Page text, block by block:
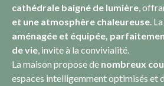
cathédrale baigné de lumière,
et une atmosphère chaleureuse. La
aménagée et équipée,
de vie, invite à la convivialité.
La maison propose de nombreux
espaces intelligemment optimisés et